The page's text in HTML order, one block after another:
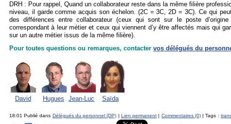
DRH : Pour rappel, Quand un collaborateur reste dans la même filière
niveau, il garde comme acquis son échelon. (2C = 3C, 2D = 3C). Ce qui
des différences entre collaborateur (ceux qui sont sur le poste
correspondant à leur métier et ceux qui viennent d’y être affectés mais qui
sur un autre métier issus de la même filière).
Pour toutes questions ou remarques, contacter vos délégués du
David Hugues Jean-Luc Saïda
18:01 Publié dans Délégués du personnel (DP) | Lien permanent | Commentaires (0)| Tags :